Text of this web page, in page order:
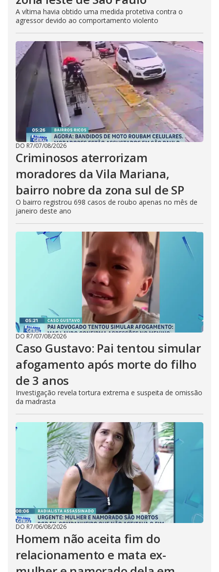
A vítima havia obtido uma medida protetiva contra o
agressor devido ao comportamento violento
DO R7/07/08/2026
Criminosos aterrorizam
moradores da Vila Mariana,
bairro nobre da zona sul de SP
O bairro registrou 698 casos de roubo apenas no mês de
janeiro deste ano
DO R7/07/08/2026
Caso Gustavo: Pai tentou simular
afogamento após morte do filho
de 3 anos
Investigação revela tortura extrema e suspeita de omissão
da madrasta
DO R7/06/08/2026
Homem não aceita fim do
relacionamento e mata ex-